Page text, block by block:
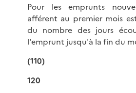
Pour les emprunts
afférent au premier mois
du nombre des jours
l'emprunt jusqu'à la fin du
(110)
120